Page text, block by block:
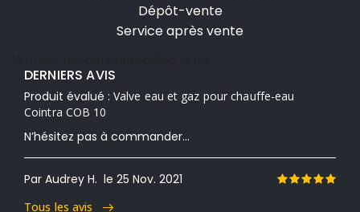
Dépôt-vente
Service après vente
DERNIERS AVIS
Produit évalué : Valve eau et gaz pour chauffe-eau
Cointra COB 10
N’hésitez pas à commander...
Par Audrey H. le 25 Nov. 2021
Tous les avis